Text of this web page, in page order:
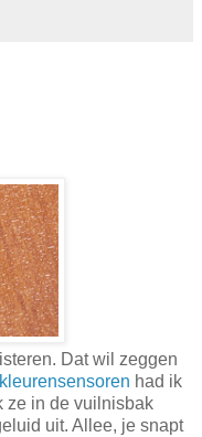
Dat wil zeggen
kleurensensoren had ik
ze in de vuilnisbak
uit. Allee, je snapt